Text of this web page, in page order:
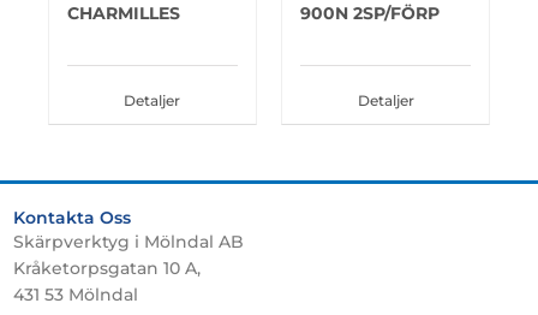
CHARMILLES
Detaljer
900N 2SP/FÖRP
Detaljer
Kontakta Oss
Skärpverktyg i Mölndal AB
Kråketorpsgatan 10 A,
431 53 Mölndal